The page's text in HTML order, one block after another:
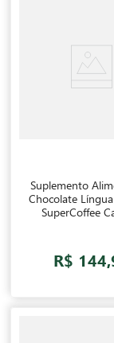
Suplemento
Chocolate
SuperCoffee
R$